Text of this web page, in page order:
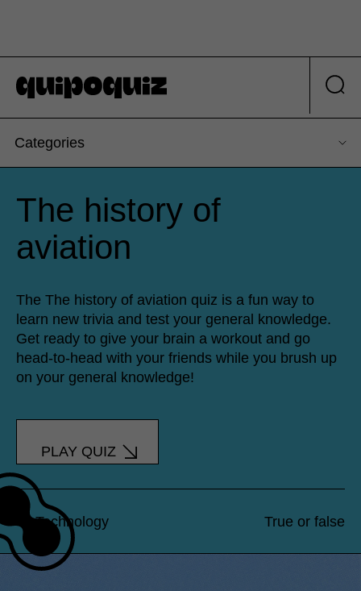
Categories
The history of
aviation
The The history of aviation quiz is a fun way to
learn new trivia and test your general knowledge.
Get ready to give your brain a workout and go
head-to-head with your friends while you brush up
on your general knowledge!
PLAY QUIZ
Technology True or false